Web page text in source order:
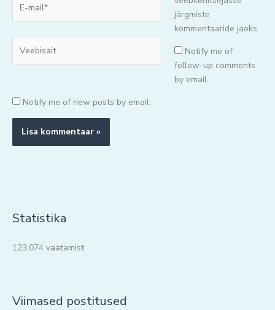
mail*
järgmiste
kommentaaride jaoks.
Notify me of
follow-up comments
by email.
Notify me of new posts by email.
Statistika
123,074 vaatamist
Viimased postitused